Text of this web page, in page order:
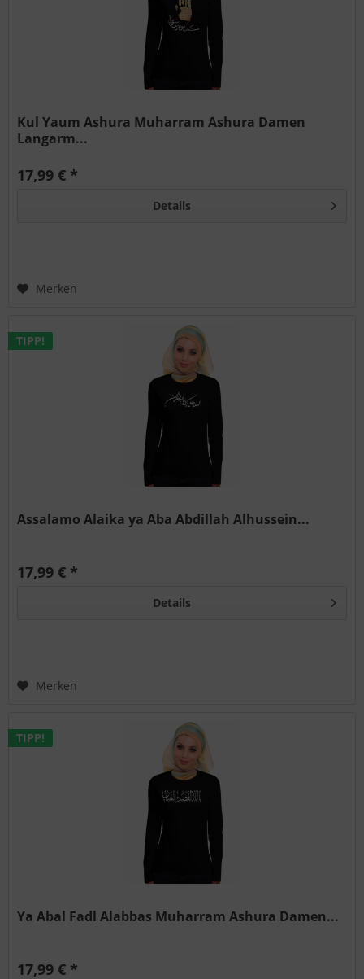
Kul Yaum Ashura Muharram Ashura Damen
Langarm...
17,99 € *
Details
Merken
TIPP!
Assalamo Alaika ya Aba Abdillah Alhussein...
17,99 € *
Details
Merken
TIPP!
Ya Abal Fadl Alabbas Muharram Ashura Damen...
17,99 € *